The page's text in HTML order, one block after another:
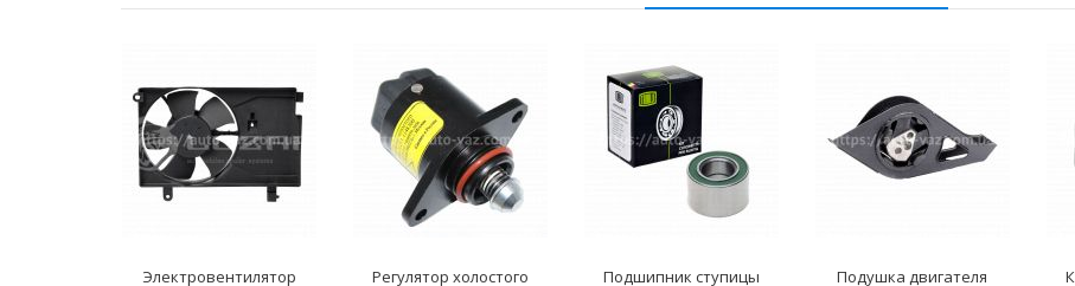
Электровентилятор
Регулятор холостого
Подшипник ступицы
Подушка двигателя